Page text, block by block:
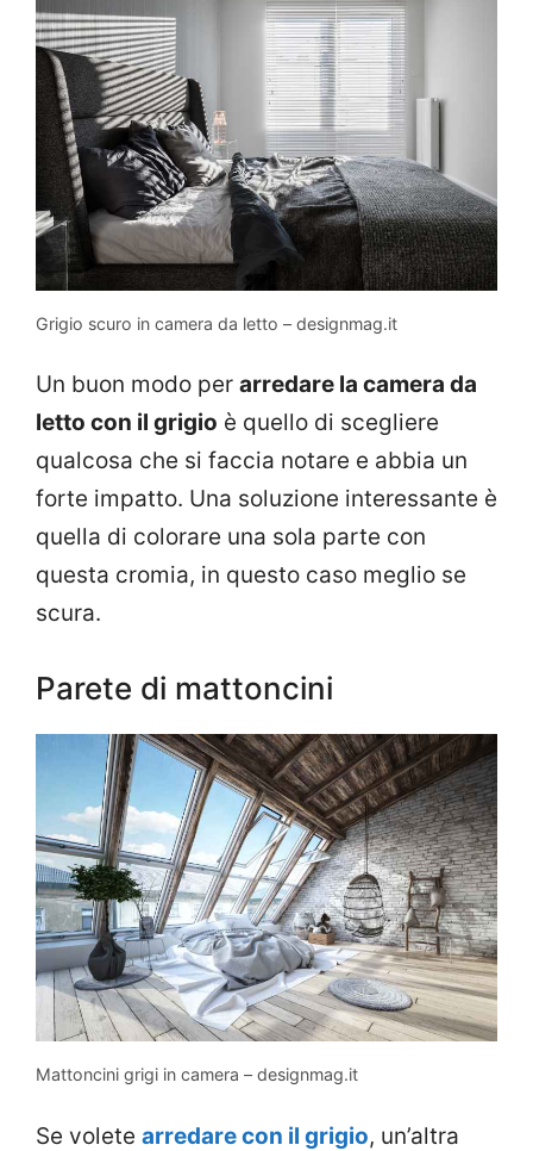
Grigio scuro in camera da letto – designmag.it
Un buon modo per arredare la camera da
letto con il grigio è quello di scegliere
qualcosa che si faccia notare e abbia un
forte impatto. Una soluzione interessante è
quella di colorare una sola parte con
questa cromia, in questo caso meglio se
scura.
Parete di mattoncini
Mattoncini grigi in camera – designmag.it
Se volete arredare con il grigio, un’altra